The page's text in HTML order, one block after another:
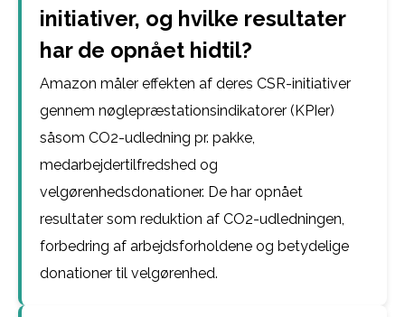
initiativer, og hvilke resultater
har de opnået hidtil?
Amazon måler effekten af deres CSR-initiativer
gennem nøglepræstationsindikatorer (KPIer)
såsom CO2-udledning pr. pakke,
medarbejdertilfredshed og
velgørenhedsdonationer. De har opnået
resultater som reduktion af CO2-udledningen,
forbedring af arbejdsforholdene og betydelige
donationer til velgørenhed.